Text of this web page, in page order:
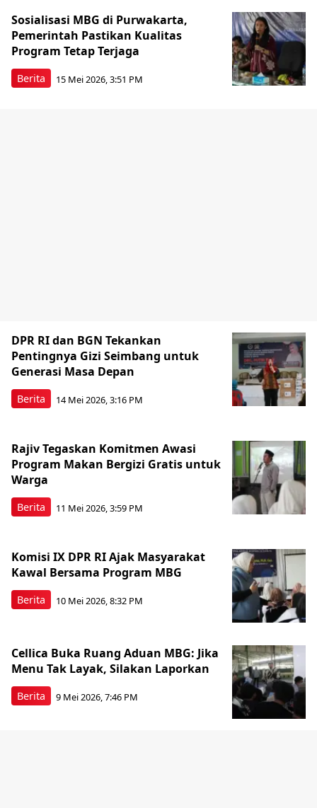
Berita
Sosialisasi MBG di Purwakarta,
Pemerintah Pastikan Kualitas
Program Tetap Terjaga
15 Mei 2026, 3:51 PM
Berita
DPR RI dan BGN Tekankan
Pentingnya Gizi Seimbang untuk
Generasi Masa Depan
14 Mei 2026, 3:16 PM
Berita
Rajiv Tegaskan Komitmen Awasi
Program Makan Bergizi Gratis untuk
Warga
11 Mei 2026, 3:59 PM
Berita
Komisi IX DPR RI Ajak Masyarakat
Kawal Bersama Program MBG
10 Mei 2026, 8:32 PM
Berita
Cellica Buka Ruang Aduan MBG: Jika
Menu Tak Layak, Silakan Laporkan
9 Mei 2026, 7:46 PM